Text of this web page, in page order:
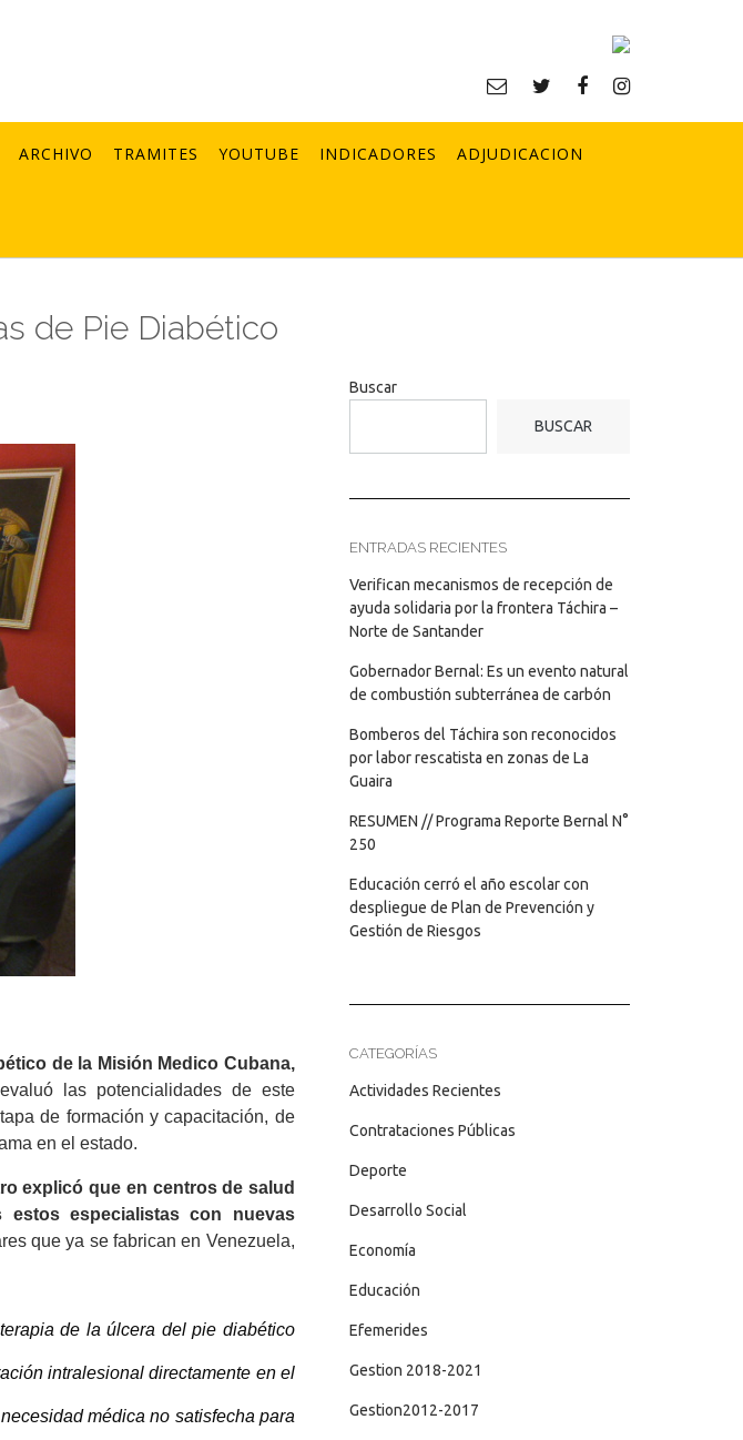
ARCHIVO TRAMITES YOUTUBE INDICADORES ADJUDICACION
de Pie Diabético
de la Misión Medico Cubana,
las potencialidades de este
de formación y capacitación, de
en el estado.
explicó que en centros de salud
especialistas con nuevas
que ya se fabrican en Venezuela,
de la úlcera del pie diabético
intralesional directamente en el
médica no satisfecha para
Buscar
BUSCAR
ENTRADAS RECIENTES
Verifican mecanismos de recepción de
ayuda solidaria por la frontera Táchira –
Norte de Santander
Gobernador Bernal: Es un evento natural
de combustión subterránea de carbón
Bomberos del Táchira son reconocidos
por labor rescatista en zonas de La
Guaira
RESUMEN // Programa Reporte Bernal N°
250
Educación cerró el año escolar con
despliegue de Plan de Prevención y
Gestión de Riesgos
CATEGORÍAS
Actividades Recientes
Contrataciones Públicas
Deporte
Desarrollo Social
Economía
Educación
Efemerides
Gestion 2018-2021
Gestion2012-2017